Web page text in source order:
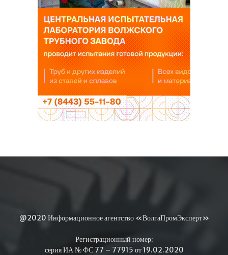
@2020 Информационное агентство «ВолгаПромЭксперт»
Регистрационный номер:
серия ИА № ФС 77 – 77915 от 19.02.2020